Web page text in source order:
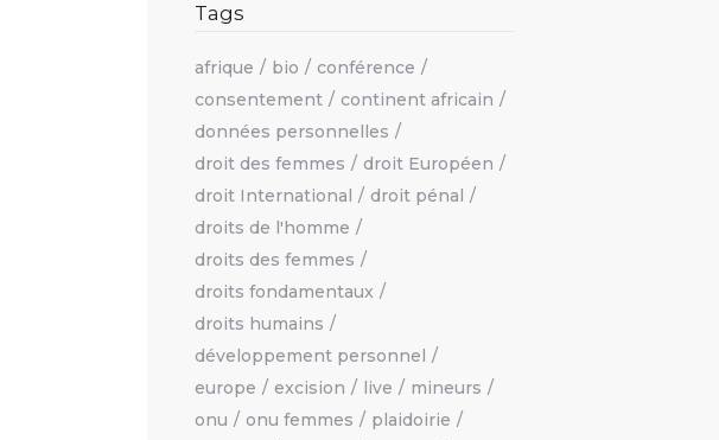
Tags
afrique bio
conférence
consentement
continent africain
données personnelles
droit des femmes
droit Européen
droit International
droit pénal
droits de l'homme
droits des femmes
droits fondamentaux
droits humains
développement personnel
europe
excision live
mineurs
onu
onu femmes
plaidoirie